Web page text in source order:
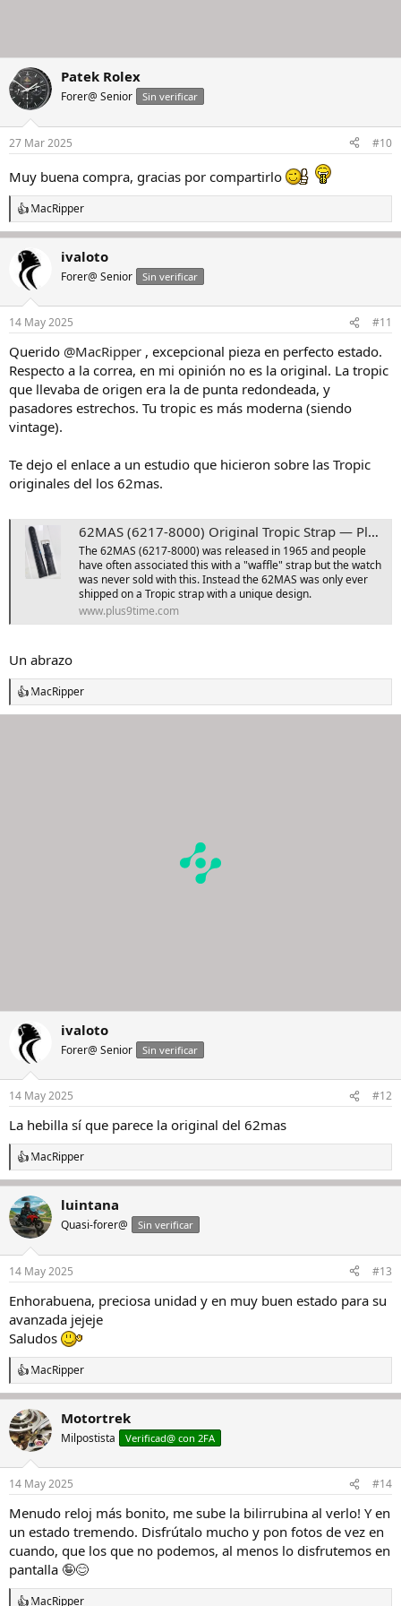
Patek Rolex
Forer@ Senior Sin verificar
27 Mar 2025 #10
Muy buena compra, gracias por compartirlo
R
e
a
c
c
n
e
:
MacRipper
ivaloto
Forer@ Senior Sin verificar
14 May 2025 #11
Querido @MacRipper , excepcional pieza en perfecto estado.
Respecto a la correa, en mi opinión no es la original. La tropic
que llevaba de origen era la de punta redondeada, y
pasadores estrechos. Tu tropic es más moderna (siendo
vintage).
Te dejo el enlace a un estudio que hicieron sobre las Tropic
originales del los 62mas.
62MAS (6217-8000) Original Tropic Strap — Plus9Time
The 62MAS (6217-8000) was released in 1965 and people
have often associated this with a "waffle" strap but the watch
was never sold with this. Instead the 62MAS was only ever
shipped on a Tropic strap with a unique design.
www.plus9time.com
Un abrazo
R
e
MacRipper
ivaloto
Forer@ Senior Sin verificar
14 May 2025 #12
La hebilla sí que parece la original del 62mas
R
e
c
c
i
e
:
MacRipper
luintana
Quasi-forer@ Sin verificar
14 May 2025 #13
Enhorabuena, preciosa unidad y en muy buen estado para su
avanzada jejeje
Saludos
R
e
a
c
c
i
e
:
MacRipper
Motortrek
Milpostista Verificad@ con 2FA
14 May 2025 #14
Menudo reloj más bonito, me sube la bilirrubina al verlo! Y en
un estado tremendo. Disfrútalo mucho y pon fotos de vez en
cuando, que los que no podemos, al menos lo disfrutemos en
pantalla 🤪😊
MacRipper